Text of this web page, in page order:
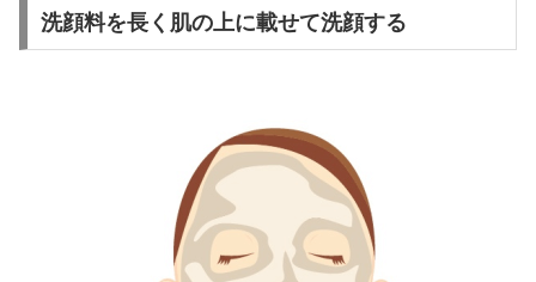
洗顔料を長く肌の上に載せて洗顔する